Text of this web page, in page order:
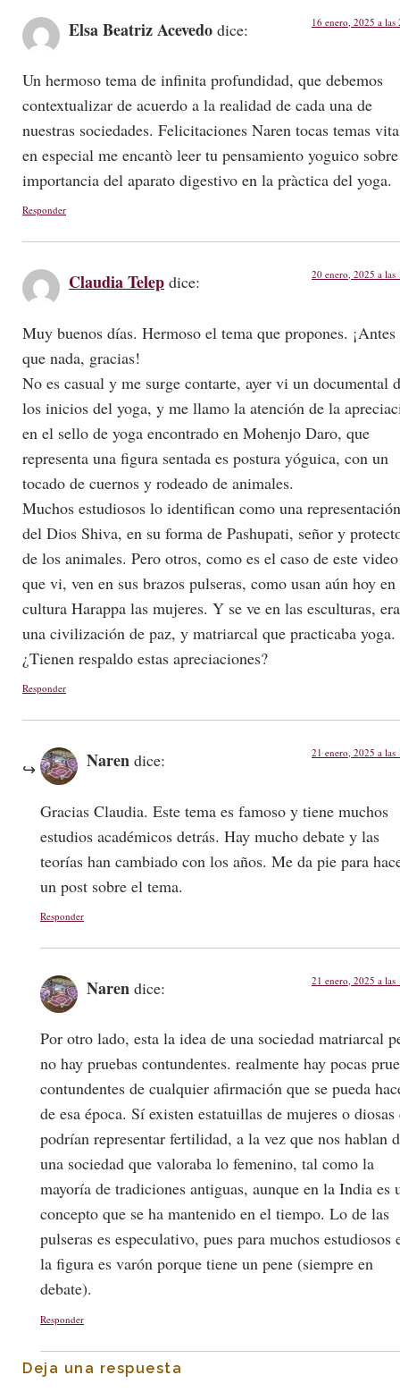
Elsa Beatriz Acevedo dice: 16 enero, 2025 a las
Un hermoso tema de infinita profundidad, que debemos
contextualizar de acuerdo a la realidad de cada una de
nuestras sociedades. Felicitaciones Naren tocas temas
en especial me encantò leer tu pensamiento yoguico
importancia del aparato digestivo en la pràctica del yoga.
Responder
Claudia Telep dice: 20 enero, 2025 a las
Muy buenos días. Hermoso el tema que propones. ¡Antes
que nada, gracias!
No es casual y me surge contarte, ayer vi un documental
los inicios del yoga, y me llamo la atención de la
en el sello de yoga encontrado en Mohenjo Daro, que
representa una figura sentada es postura yóguica, con un
tocado de cuernos y rodeado de animales.
Muchos estudiosos lo identifican como una representación
del Dios Shiva, en su forma de Pashupati, señor y
de los animales. Pero otros, como es el caso de este video
que vi, ven en sus brazos pulseras, como usan aún hoy
cultura Harappa las mujeres. Y se ve en las esculturas, era
una civilización de paz, y matriarcal que practicaba yoga.
¿Tienen respaldo estas apreciaciones?
Responder
Naren dice: 21 enero, 2025 a las
Gracias Claudia. Este tema es famoso y tiene muchos
estudios académicos detrás. Hay mucho debate y las
teorías han cambiado con los años. Me da pie para
un post sobre el tema.
Responder
Naren dice: 21 enero, 2025 a las
Por otro lado, esta la idea de una sociedad matriarcal
no hay pruebas contundentes. realmente hay pocas
contundentes de cualquier afirmación que se pueda
de esa época. Sí existen estatuillas de mujeres o diosas
podrían representar fertilidad, a la vez que nos hablan
una sociedad que valoraba lo femenino, tal como la
mayoría de tradiciones antiguas, aunque en la India es
concepto que se ha mantenido en el tiempo. Lo de las
pulseras es especulativo, pues para muchos estudiosos
la figura es varón porque tiene un pene (siempre en
debate).
Responder
Deja una respuesta